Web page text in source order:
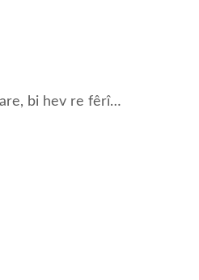
bi hev re fêrî…